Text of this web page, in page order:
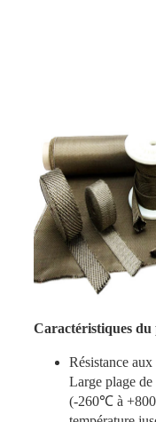
Caractéristiques
Résistance aux
Large plage
(-260℃ à